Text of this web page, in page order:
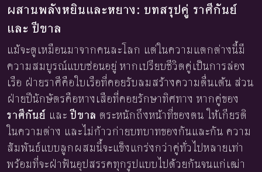
ผสานพลังหยินและหยาง: บทสรุปคู่ ราศีกันย์
และ ปีขาล
แม้จะดูเหมือนมาจากคนละโลก แต่ในความแตกต่างนี้มี
ความสมบูรณ์แบบซ่อนอยู่ หากเปรียบชีวิตคู่เป็นการล่อง
เรือ ฝ่ายราศีคือใบเรือที่คอยรับลมสร้างความตื่นเต้น ส่วน
ฝ่ายปีนักษัตรคือหางเสือที่คอยรักษาทิศทาง หากคู่ของ
ราศีกันย์ และปีขาล ตระหนักถึงหน้าที่ของตน ให้เกียรติ
ในความต่าง และไม่ก้าวก่ายบทบาทของกันและกัน ความ
สัมพันธ์แบบลูกผสมนี้จะแข็งแกร่งกว่าคู่ทั่วไปหลายเท่า
พร้อมที่จะฝ่าฟันอุปสรรคทุกรูปแบบไปด้วยกันจนแก่เฒ่า